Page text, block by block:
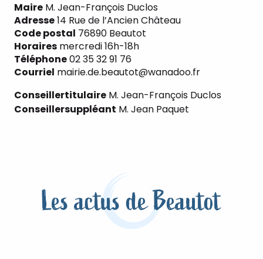
Maire M. Jean-François Duclos
Adresse14 Rue de l’Ancien Château
Code postal 76890 Beautot
Horaires mercredi 16h-18h
Téléphone02 35 32 91 76
Courriel mairie.de.beautot@wanadoo.fr
Conseillertitulaire M. Jean-François Duclos
Conseillersuppléant M. Jean Paquet
Les actus de Beautot